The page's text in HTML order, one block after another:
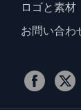
ロゴと素材
お問い合わ